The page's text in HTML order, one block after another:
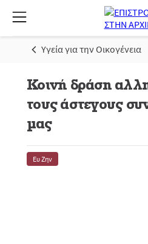
Υγεία για την Οικογένεια
Κοινή δράση
τους άστεγους
μας
Ευ Ζην